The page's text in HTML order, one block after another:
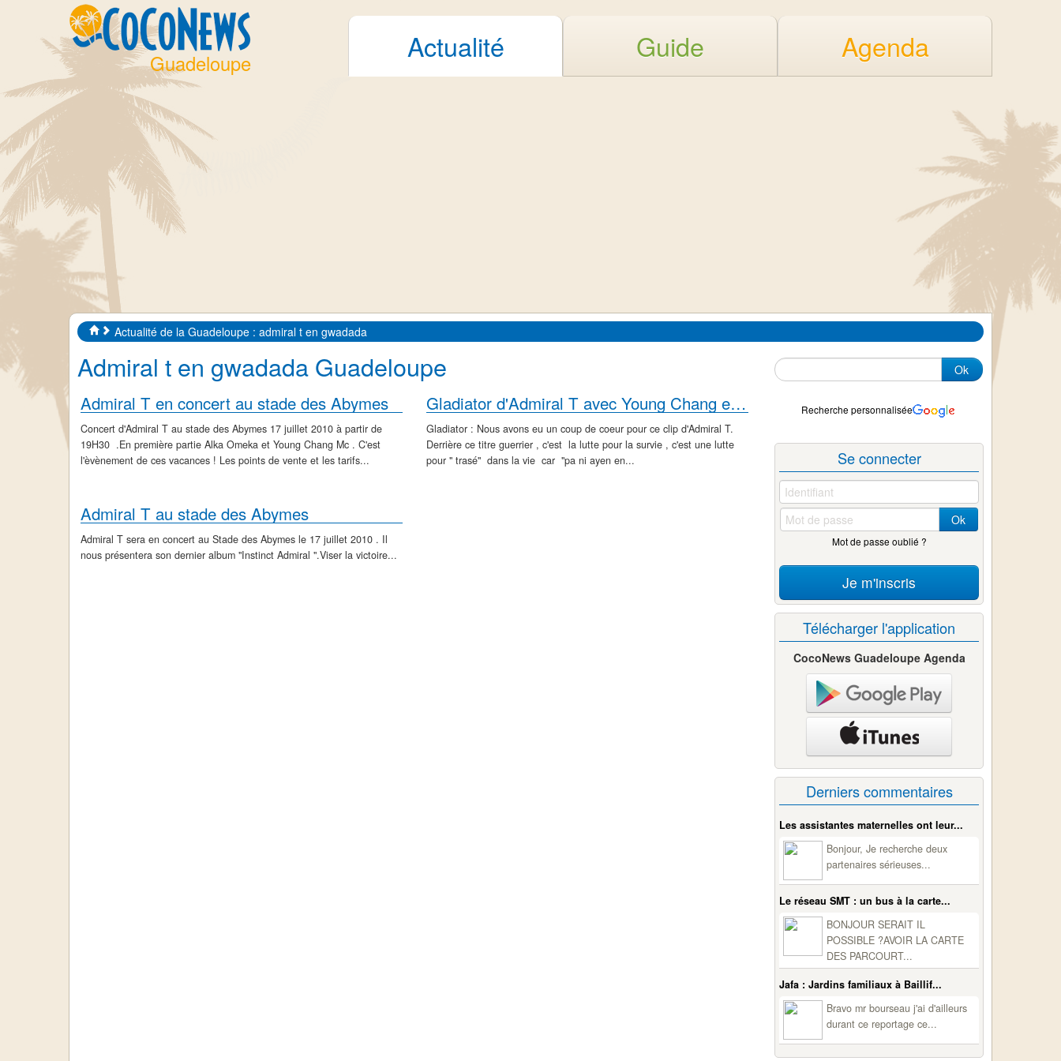
Guadeloupe Actualité Guide Agenda
Actualité de la Guadeloupe : admiral t en gwadada
Admiral t en gwadada Guadeloupe
Admiral T en concert au stade des Abymes
Concert d'Admiral T au stade des Abymes 17 juillet 2010 à partir de
19H30 .En première partie Alka Omeka et Young Chang Mc . C'est
l'èvènement de ces vacances ! Les points de vente et les tarifs...
Gladiator d'Admiral T avec Young Chang et Lieutenant
Gladiator : Nous avons eu un coup de coeur pour ce clip d'Admiral T.
Derrière ce titre guerrier , c'est la lutte pour la survie , c'est une lutte
pour " trasé" dans la vie car "pa ni ayen en...
Admiral T au stade des Abymes
Admiral T sera en concert au Stade des Abymes le 17 juillet 2010 . Il
nous présentera son dernier album "Instinct Admiral ".Viser la victoire...
Ok
Recherche personnalisée
Se connecter
Ok
Mot de passe oublié ?
Je m'inscris
Télécharger l'application
CocoNews Guadeloupe Agenda
Derniers commentaires
Les assistantes maternelles ont leur...
Bonjour, Je recherche deux
partenaires sérieuses...
Le réseau SMT : un bus à la carte...
BONJOUR SERAIT IL
POSSIBLE ?AVOIR LA CARTE
DES PARCOURT...
Jafa : Jardins familiaux à Baillif...
Bravo mr bourseau j'ai d'ailleurs
durant ce reportage ce...